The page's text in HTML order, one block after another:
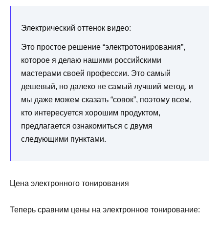
Электрический оттенок видео:
Это простое решение “электротонирования”,
которое я делаю нашими российскими
мастерами своей профессии. Это самый
дешевый, но далеко не самый лучший метод, и
мы даже можем сказать “совок”, поэтому всем,
кто интересуется хорошим продуктом,
предлагается ознакомиться с двумя
следующими пунктами.
Цена электронного тонирования
Теперь сравним цены на электронное тонирование: